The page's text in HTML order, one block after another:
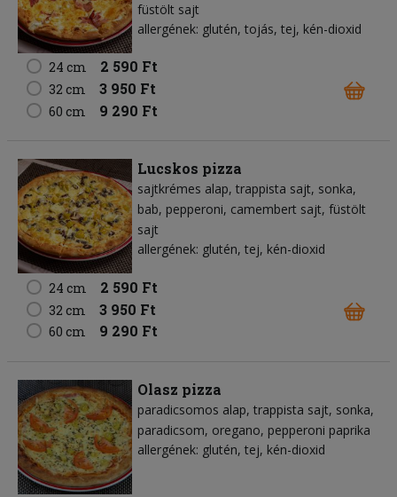
füstölt sajt
allergének: glutén, tojás, tej, kén-dioxid
24 cm 2 590 Ft
32 cm 3 950 Ft
60 cm 9 290 Ft
Lucskos pizza
sajtkrémes alap trappista sajt sonka
bab pepperoni camembert sajt füstölt
sajt
allergének: glutén, tej, kén-dioxid
24 cm 2 590 Ft
32 cm 3 950 Ft
60 cm 9 290 Ft
Olasz pizza
paradicsomos alap trappista sajt sonka
paradicsom oregano pepperoni paprika
allergének: glutén, tej, kén-dioxid